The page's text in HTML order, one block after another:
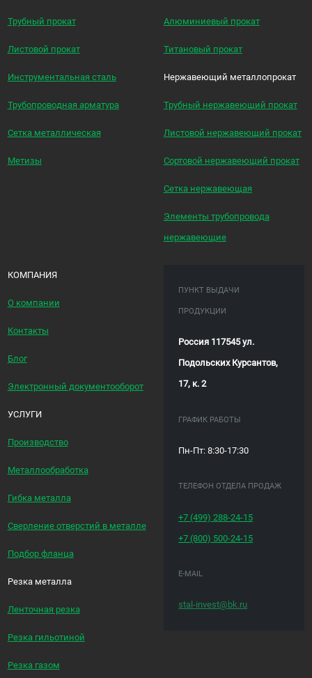
Трубный прокат
Листовой прокат
Инструментальная сталь
Трубопроводная арматура
Сетка металлическая
Метизы
Алюминиевый прокат
Титановый прокат
Нержавеющий металлопрокат
Трубный нержавеющий прокат
Листовой нержавеющий прокат
Сортовой нержавеющий прокат
Сетка нержавеющая
Элементы трубопровода
нержавеющие
КОМПАНИЯ
О компании
Контакты
Блог
Электронный документооборот
УСЛУГИ
Производство
Металлообработка
Гибка металла
Сверление отверстий в металле
Подбор фланца
Резка металла
Ленточная резка
Резка гильотиной
Резка газом
ПУНКТ ВЫДАЧИ
ПРОДУКЦИИ
Россия 117545 ул.
Подольских Курсантов,
17, к. 2
ГРАФИК РАБОТЫ
Пн-Пт: 8:30-17:30
ТЕЛЕФОН ОТДЕЛА ПРОДАЖ
+7 (499) 288-24-15
+7 (800) 500-24-15
E-MAIL
stal-invest@bk.ru